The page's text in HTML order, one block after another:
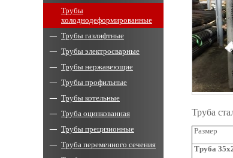
Труба
Размер
Труба
Трубы
холоднодеформированные
Трубы газлифтные
Трубы электросварные
Трубы нержавеющие
Трубы профильные
Трубы котельные
Труба оцинкованная
Трубы прецизионные
Труба переменного сечения